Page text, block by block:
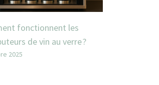
fonctionnent les
de vin au verre ?
2025